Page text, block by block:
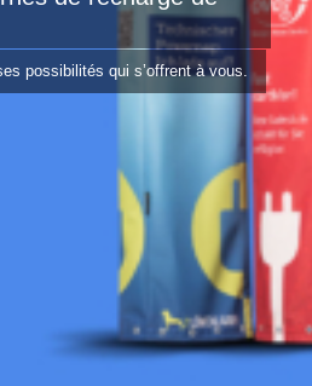
possibilités qui s’offrent à vous.